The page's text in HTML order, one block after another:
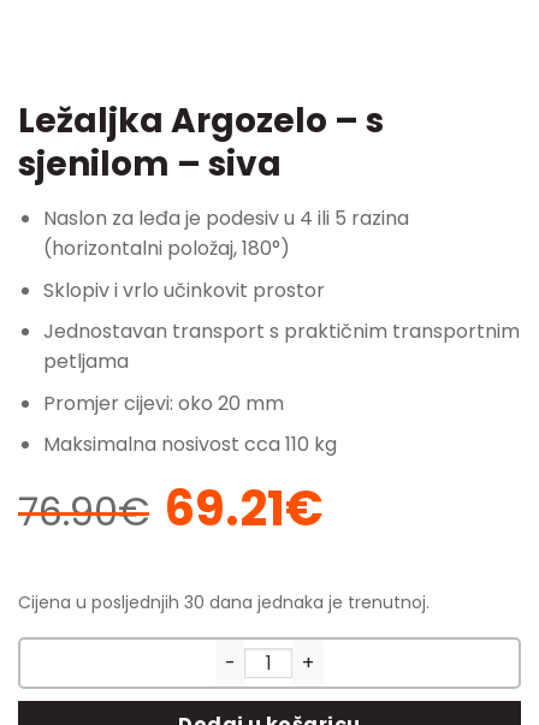
Ležaljka Argozelo – s
sjenilom – siva
Naslon za leđa je podesiv u 4 ili 5 razina
(horizontalni položaj, 180°)
Sklopiv i vrlo učinkovit prostor
Jednostavan transport s praktičnim transportnim
petljama
Promjer cijevi: oko 20 mm
Maksimalna nosivost cca 110 kg
76.90€ Izvorna
cijena
je:
76.90€.
69.21€Trenutna
69.21€.
Cijena u posljednjih 30 dana jednaka je trenutnoj.
Ležaljka Argozelo - s